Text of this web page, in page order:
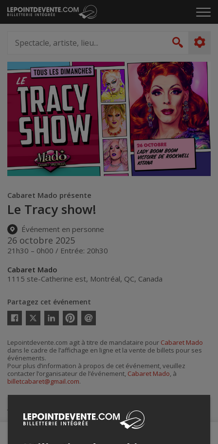
Passer
au
le
artiste,
lieu...
Cabaret Mado présente
Le Tracy show!
Événement en personne
26 octobre 2025
21h30 – 0h00 / Entrée: 20h30
Cabaret Mado
1115 ste-Catherine est, Montréal, QC, Canada
Partagez cet événement
Twitter
courriel
Lepointdevente.com agit à titre de mandataire pour Cabaret Mado
dans le cadre de l’affichage en ligne et la vente de billets pour ses
événements.
Pour plus d’information à propos de cet événement, veuillez
contacter l’organisateur de l’événement, Cabaret Mado, à
billetcabaret@gmail.com.
Achat de billets